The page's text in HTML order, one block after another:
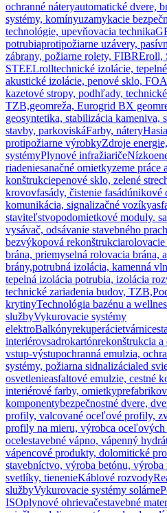
ochranné náteryautomatické dvere,
systémy, komínyuzamykacie
technológie, upevňovacia technika
potrubiaprotipožiarne uzávery,
zábrany, požiarne rolety,
STEELrolltechnické izolácie,
akustické izolácie, penové sklo,
kazetové stropy, podhľady,
TZB,geomreža, Eurogrid BX
geosyntetika, stabilizácia kameniva,
stavby, parkoviskáFarby, nátery
protipožiarne výrobkyZdroje
systémyPlynové infražiariče
riadeniesanačné omietkyzeme práce
konštrukciepenové sklo, zelené
krovovfasády, čistenie fasádúnikové
komunikácia, signalizačné vozíky
staviteľstvopodomietkové moduly.
vysávač, odsávanie stavebného
bezvýkopová rekonštrukciarolovacie
brána, priemyselná rolovacia brána,
brány,potrubná izolácia, kamenná
tepelná izolácia potrubia, izolácia
technické zariadenia budov, TZB,
krytinyTechnológia bazénu a
službyVykurovacie systémy
elektroBalkónyrekuperácietvárnice
interiérovsadrokartónrekonštrukcia a
vstup-výstupochranná emulzia,
systémy, požiarna sidnalizácialed
osvetlenieasfaltové emulzie, cestné
interiérové farby, omietky
komponentybezpečnostné dvere,
profily, valcované oceľové profily,
profily na mieru, výrobca
ocelestavebné vápno, vápenný
vápencové produkty, dolomitické
stavebníctvo, výroba betónu,
svetlíky, tienenieKáblové rozvody
službyVykurovacie systémy solárne
ISOplynové ohrievačestavebné